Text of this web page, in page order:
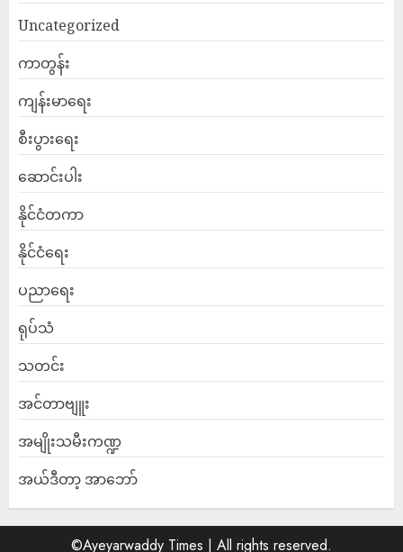
Uncategorized
ကာတွန်း
ကျန်းမာရေး
စီးပွားရေး
ဆောင်းပါး
နိုင်ငံတကာ
နိုင်ငံရေး
ပညာရေး
ရုပ်သံ
သတင်း
အင်တာဗျူး
အမျိုးသမီးကဏ္ဍ
အယ်ဒီတာ့ အာဘော်
©Ayeyarwaddy Times | All rights reserved.